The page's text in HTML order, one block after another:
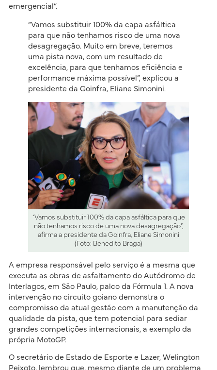
emergencial”.
“Vamos substituir 100% da capa asfáltica
para que não tenhamos risco de uma nova
desagregação. Muito em breve, teremos
uma pista nova, com um resultado de
excelência, para que tenhamos eficiência e
performance máxima possível”, explicou a
presidente da Goinfra, Eliane Simonini.
“Vamos substituir 100% da capa asfáltica para que
não tenhamos risco de uma nova desagregação”,
afirma a presidente da Goinfra, Eliane Simonini
(Foto: Benedito Braga)
A empresa responsável pelo serviço é a mesma que
executa as obras de asfaltamento do Autódromo de
Interlagos, em São Paulo, palco da Fórmula 1. A nova
intervenção no circuito goiano demonstra o
compromisso da atual gestão com a manutenção da
qualidade da pista, que tem potencial para sediar
grandes competições internacionais, a exemplo da
própria MotoGP.
O secretário de Estado de Esporte e Lazer, Welington
Peixoto, lembrou que, mesmo diante de um problema